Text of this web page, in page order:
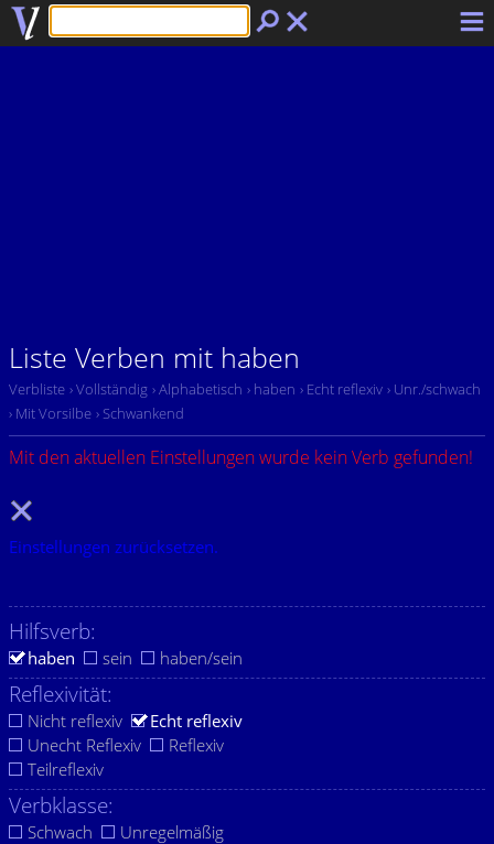
Liste Verben mit haben
Verbliste › Vollständig › Alphabetisch › haben › Echt reflexiv › Unr./schwach
› Mit Vorsilbe › Schwankend
Mit den aktuellen Einstellungen wurde kein Verb gefunden!
Einstellungen zurücksetzen.
Hilfsverb:
haben sein haben/sein
Reflexivität:
Nicht reflexiv
Echt reflexiv
Unecht Reflexiv
Reflexiv
Teilreflexiv
Verbklasse:
Schwach
Unregelmäßig